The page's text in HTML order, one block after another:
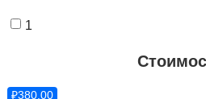
1
₽380.00